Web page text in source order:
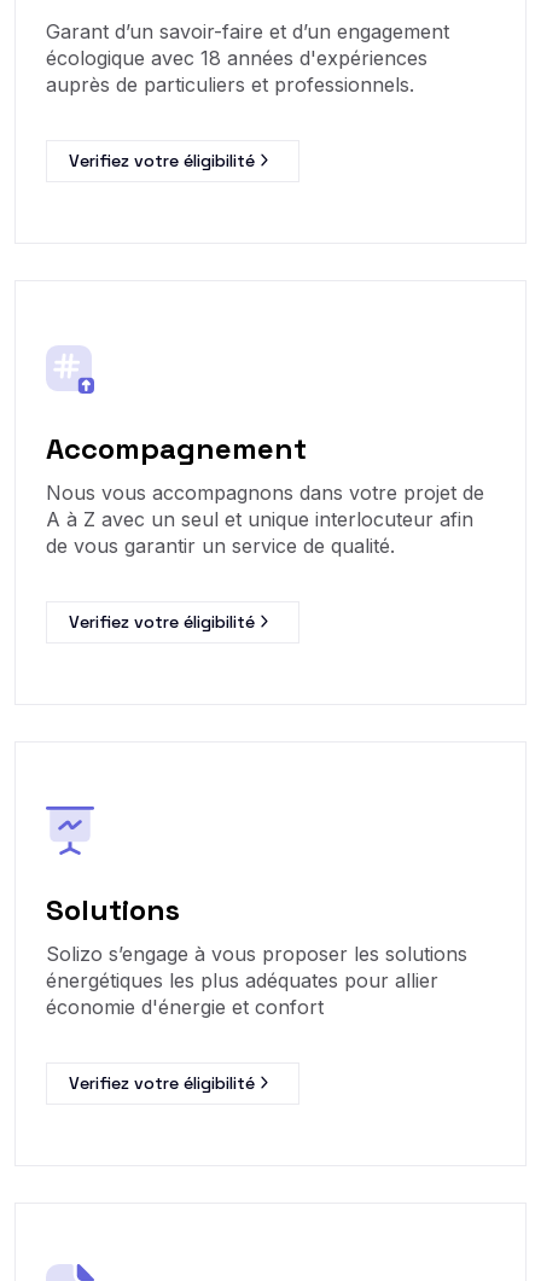
Garant d’un savoir-faire et d’un engagement
écologique avec 18 années d'expériences
auprès de particuliers et professionnels.
Verifiez votre éligibilité
Accompagnement
Nous vous accompagnons dans votre projet de
A à Z avec un seul et unique interlocuteur afin
de vous garantir un service de qualité.
Verifiez votre éligibilité
Solutions
Solizo s’engage à vous proposer les solutions
énergétiques les plus adéquates pour allier
économie d'énergie et confort
Verifiez votre éligibilité